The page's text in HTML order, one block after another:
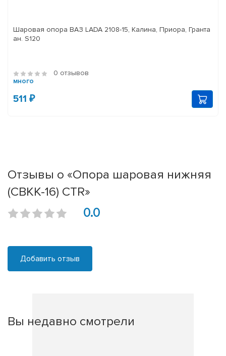
Шаровая опора ВАЗ LADA 2108-15, Калина, Приора, Гранта
ан. S120
0 отзывов
много
511 ₽
Отзывы о «Опора шаровая нижняя
(CBKK-16) CTR»
0.0
Добавить отзыв
Вы недавно смотрели